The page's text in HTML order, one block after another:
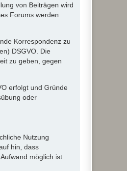
von Beiträgen wird
Forums werden
Korrespondenz zu
DSGVO. Die
zu geben, gegen
erfolgt und Gründe
oder
Nutzung
hin, dass
möglich ist